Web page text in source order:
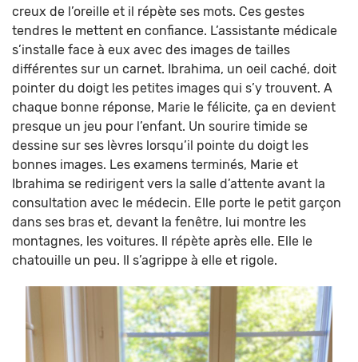
creux de l’oreille et il répète ses mots. Ces gestes
tendres le mettent en confiance. L’assistante médicale
s’installe face à eux avec des images de tailles
différentes sur un carnet. Ibrahima, un oeil caché, doit
pointer du doigt les petites images qui s’y trouvent. A
chaque bonne réponse, Marie le félicite, ça en devient
presque un jeu pour l’enfant. Un sourire timide se
dessine sur ses lèvres lorsqu’il pointe du doigt les
bonnes images. Les examens terminés, Marie et
Ibrahima se redirigent vers la salle d’attente avant la
consultation avec le médecin. Elle porte le petit garçon
dans ses bras et, devant la fenêtre, lui montre les
montagnes, les voitures. Il répète après elle. Elle le
chatouille un peu. Il s’agrippe à elle et rigole.